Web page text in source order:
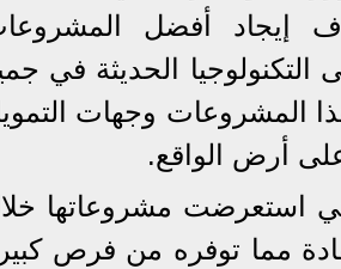
إيجاد أفضل
التكنولوجيا الحديثة في
المشروعات وجهات
على أرض الواقع.
استعرضت مشروعاتها
مما توفره من فرص